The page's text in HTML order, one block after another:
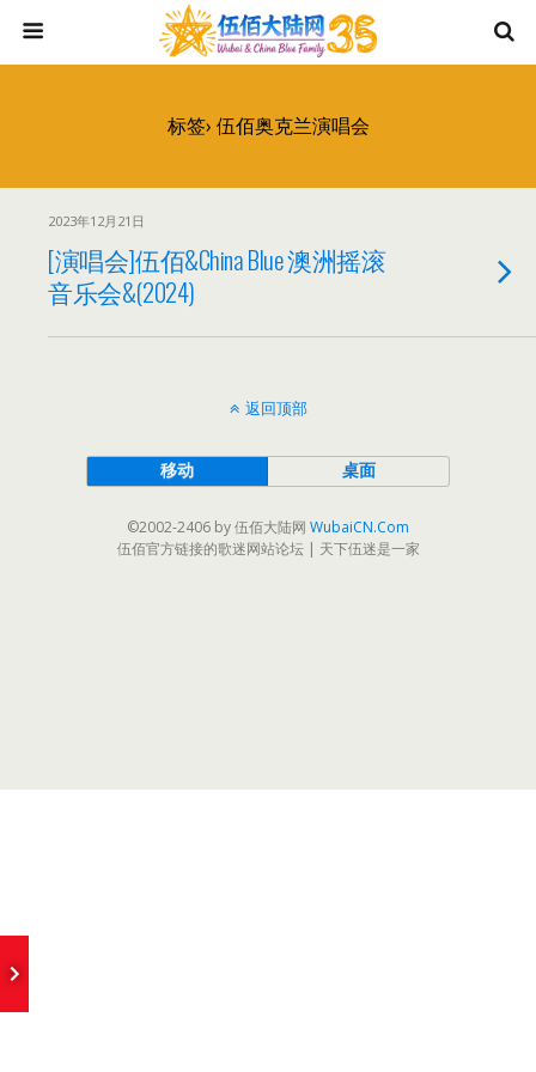
标签› 伍佰奥克兰演唱会
2023年12月21日
[演唱会]伍佰&China Blue 澳洲摇滚
音乐会&(2024)
返回顶部
移动 桌面
©2002-2406 by 伍佰大陆网 WubaiCN.Com
伍佰官方链接的歌迷网站论坛 | 天下伍迷是一家